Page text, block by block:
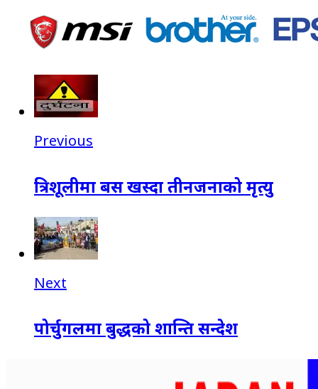
Previous
त्रिशूलीमा बस खस्दा तीनजनाको मृत्यु
Next
पोर्चुगलमा बुद्धको शान्ति सन्देश